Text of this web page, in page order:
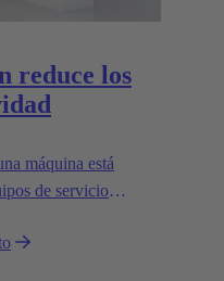
reduce los
máquina está
de servicio
ocurre una